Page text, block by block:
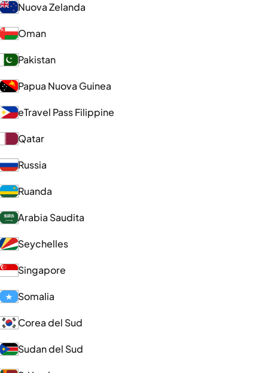
Nuova Zelanda
Oman
Pakistan
Papua Nuova Guinea
eTravel Pass Filippine
Qatar
Russia
Ruanda
Arabia Saudita
Seychelles
Singapore
Somalia
Corea del Sud
Sudan del Sud